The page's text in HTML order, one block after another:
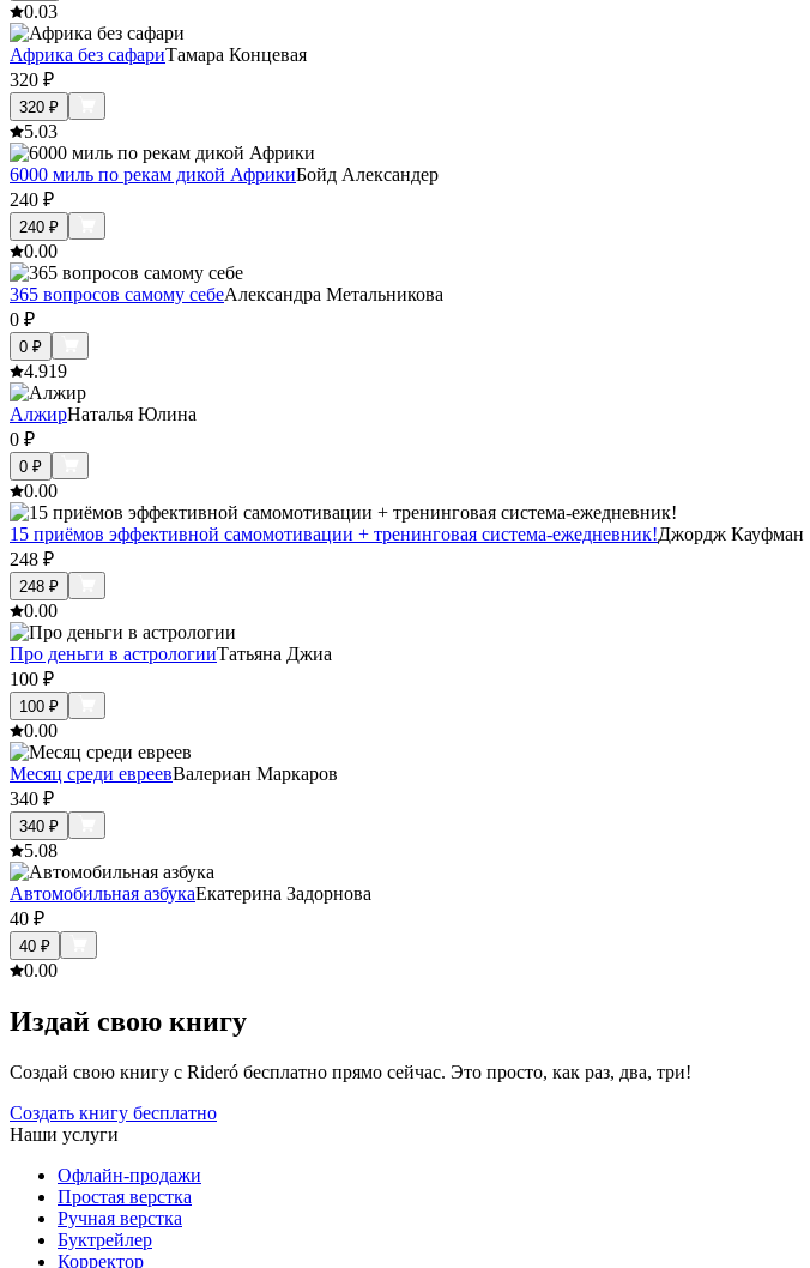
0.03
Африка без сафариТамара Концевая
320 ₽
320 ₽
5.03
6000 миль по рекам дикой АфрикиБойд Александер
240 ₽
240 ₽
0.00
365 вопросов самому себеАлександра Метальникова
0 ₽
0 ₽
4.919
АлжирНаталья Юлина
0 ₽
0 ₽
0.00
15 приёмов эффективной самомотивации + тренинговая система-ежедневник!Джордж Кауфман
248 ₽
248 ₽
0.00
Про деньги в астрологииТатьяна Джиа
100 ₽
100 ₽
0.00
Месяц среди евреевВалериан Маркаров
340 ₽
340 ₽
5.08
Автомобильная азбукаЕкатерина Задорнова
40 ₽
40 ₽
0.00
Издай свою книгу
Создай свою книгу с Rideró бесплатно прямо сейчас. Это просто, как раз, два, три!
Создать книгу бесплатно
Наши услуги
Офлайн-продажи
Простая верстка
Ручная верстка
Буктрейлер
Корректор